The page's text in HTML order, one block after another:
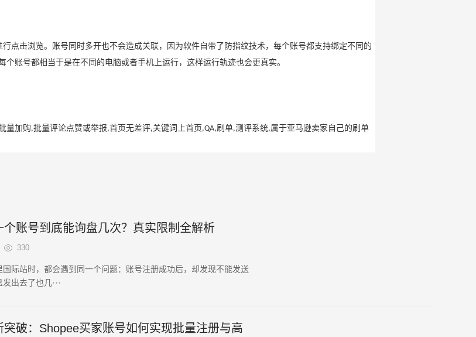
点击浏览。账号同时多开也不会造成关联，因为软件自带了防指纹技术，每个账号都支持绑定不同的
个账号都相当于是在不同的电脑或者手机上运行，这样运行轨迹也会更真实。
量加购,批量评论点赞或举报,首页无差评,关键词上首页 ,QA,刷单,测评系统,属于亚马逊卖家自己的刷单
个账号到底能询盘几次？真实限制全解析
330
国际站时，都会遇到同一个问题：账号注册成功后，却发现不能发送
出去了也几···
突破：Shopee买家账号如何实现批量注册与高